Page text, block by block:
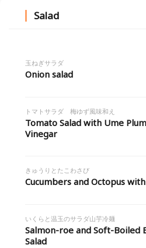
Salad
玉ねぎサラダ
Onion salad
トマトサラダ 梅ゆず風味和え
Tomato Salad with Ume
Vinegar
きゅうりとたこわさび
Cucumbers and Octopus
いくらと温玉のサラダ山芋冷麺
Salmon-roe and Soft-Boiled
Salad